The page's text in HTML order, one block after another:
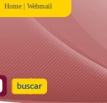
Home | Webmail